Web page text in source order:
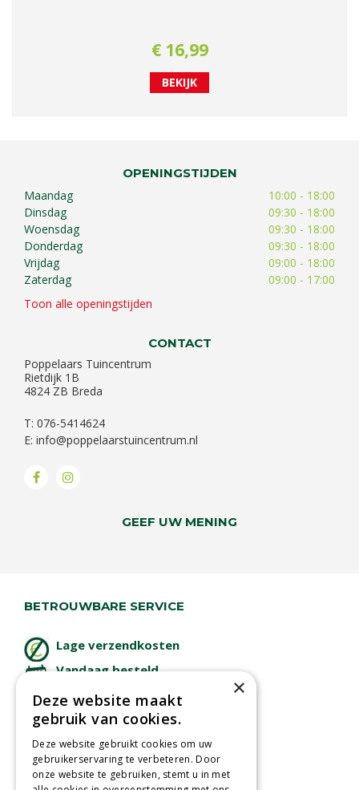
€ 16,99
BEKIJK
OPENINGSTIJDEN
Maandag
10:00 - 18:00
Dinsdag
09:30 - 18:00
Woensdag
09:30 - 18:00
Donderdag
09:30 - 18:00
Vrijdag
09:00 - 18:00
Zaterdag
09:00 - 17:00
Toon alle openingstijden
CONTACT
Poppelaars Tuincentrum
Rietdijk 1B
4824 ZB Breda
T: 076-5414624
E: info@poppelaarstuincentrum.nl
GEEF UW MENING
BETROUWBARE SERVICE
Lage verzendkosten
Vandaag besteld
Afhalen in tuincentrum
Betaal veilig
met iDeal - Wero
×
Deze website maakt
gebruik van cookies.
Deze website gebruikt cookies om uw
gebruikerservaring te verbeteren. Door
onze website te gebruiken, stemt u in met